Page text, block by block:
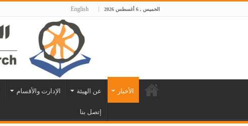
الخميس , 6 أغسطس 2026 English
الأخبار عن الهيئة الإدارت والأقسام
إتصل بنا